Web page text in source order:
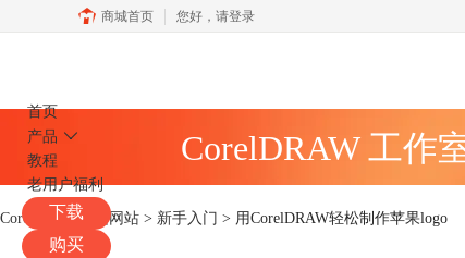
商城首页 您好， 请登录
首页
产品
教程
老用户福利
下载
购买
CorelDRAW 工作
CorelDRAW中文网站 > 新手入门 > 用CorelDRAW轻松制作苹果logo